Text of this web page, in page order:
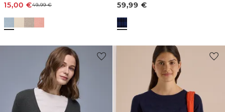
15,00 €49,99€
59,99 €